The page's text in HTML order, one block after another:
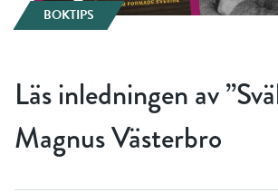
BOKTIPS
Läs inledningen av
Magnus Västerbro